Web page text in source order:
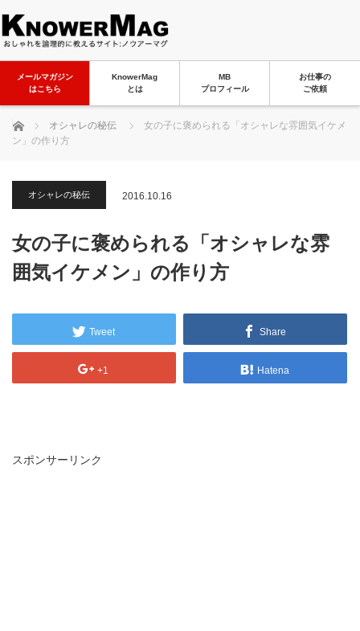
メールマガジン
はこちら
KnowerMag
とは
MB
プロフィール
お仕事の
ご依頼
ホーム オシャレの秘伝
女の子に褒められる「オシャレな雰囲気イケメ
ン」の作り方
オシャレの秘伝 2016.10.16
女の子に褒められる「オシャレな雰
囲気イケメン」の作り方
Tweet Share
+1 Hatena
スポンサーリンク